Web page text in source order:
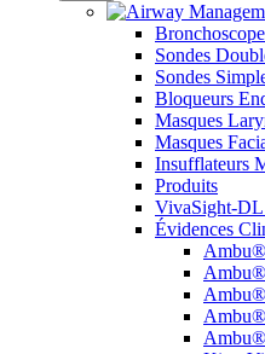
Sondes
Sondes
Bloqueurs
Masques
Masques
Insufflateurs
Produits
VivaSight-DL
Évidences